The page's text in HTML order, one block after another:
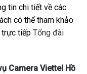
tin chi tiết về các
có thể tham khảo
trực tiếp Tổng đài
Camera Viettel Hồ